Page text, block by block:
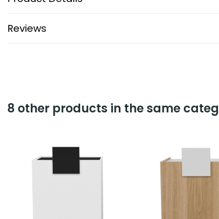
Reviews
8 other products in the same